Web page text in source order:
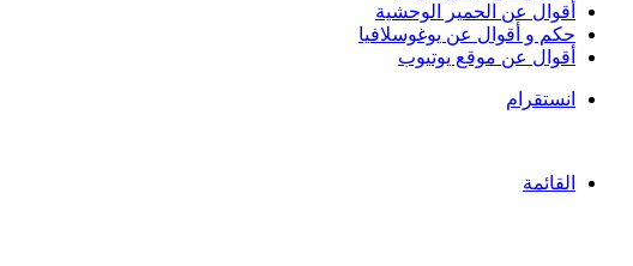
أقوال عن الحمير الوحشية
حكم و أقوال عن يوغوسلافيا
أقوال عن موقع يوتيوب
انستقرام
القائمة